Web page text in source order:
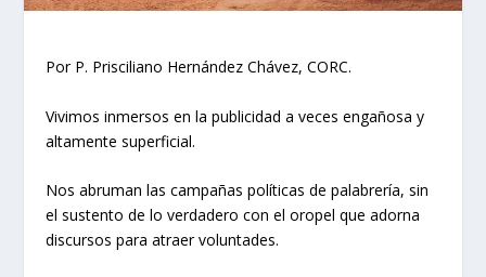
Por P. Prisciliano Hernández Chávez, CORC.
Vivimos inmersos en la publicidad a veces engañosa y
altamente superficial.
Nos abruman las campañas políticas de palabrería, sin
el sustento de lo verdadero con el oropel que adorna
discursos para atraer voluntades.